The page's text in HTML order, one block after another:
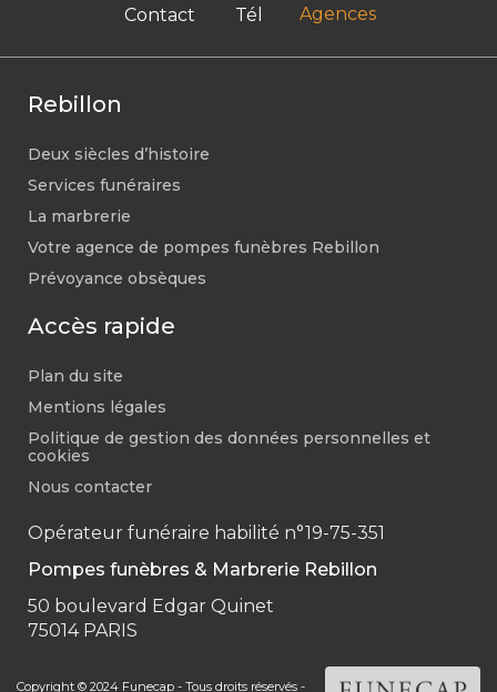
Contact Tél Agences
Rebillon
Deux siècles d’histoire
Services funéraires
La marbrerie
Votre agence de pompes funèbres Rebillon
Prévoyance obsèques
Accès rapide
Plan du site
Mentions légales
Politique de gestion des données personnelles et
cookies
Nous contacter
Opérateur funéraire habilité n°19-75-351
Pompes funèbres & Marbrerie Rebillon
50 boulevard Edgar Quinet
75014 PARIS
Copyright © 2024 Funecap - Tous droits réservés -